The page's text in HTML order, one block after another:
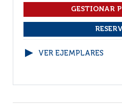
VER EJEMPLARES